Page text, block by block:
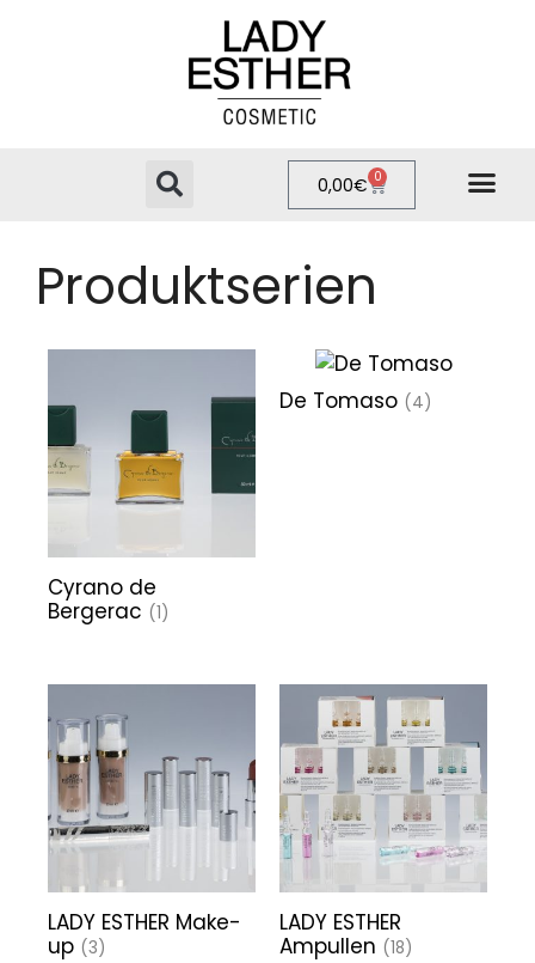
0,00€ 0
Produktserien
Cyrano de
Bergerac (1)
De Tomaso (4)
LADY ESTHER Make-
up (3)
LADY ESTHER
Ampullen (18)